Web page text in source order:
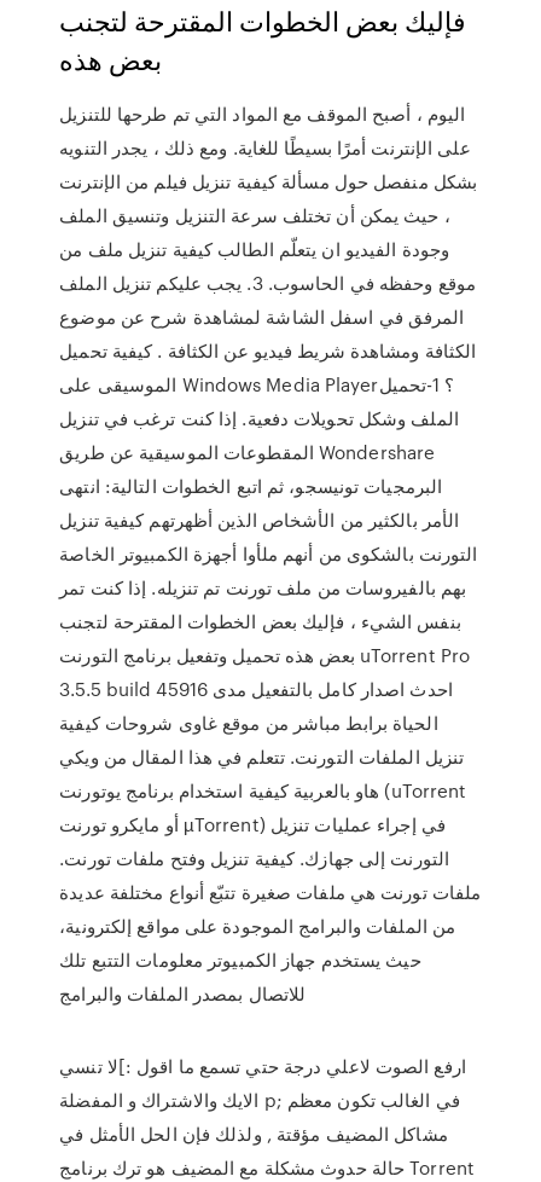
فإليك بعض الخطوات المقترحة لتجنب
بعض هذه
اليوم ، أصبح الموقف مع المواد التي تم طرحها للتنزيل
على الإنترنت أمرًا بسيطًا للغاية. ومع ذلك ، يجدر التنويه
بشكل منفصل حول مسألة كيفية تنزيل فيلم من الإنترنت
، حيث يمكن أن تختلف سرعة التنزيل وتنسيق الملف
وجودة الفيديو ان يتعلّم الطالب كيفية تنزيل ملف من
موقع وحفظه في الحاسوب. 3. يجب عليكم تنزيل الملف
المرفق في اسفل الشاشة لمشاهدة شرح عن موضوع
الكثافة ومشاهدة شريط فيديو عن الكثافة . كيفية تحميل
الموسيقى على Windows Media Player؟ 1-تحميل
الملف وشكل تحويلات دفعية. إذا كنت ترغب في تنزيل
المقطوعات الموسيقية عن طريق Wondershare
البرمجيات تونيسجو، ثم اتبع الخطوات التالية: انتهى
الأمر بالكثير من الأشخاص الذين أظهرتهم كيفية تنزيل
التورنت بالشكوى من أنهم ملأوا أجهزة الكمبيوتر الخاصة
بهم بالفيروسات من ملف تورنت تم تنزيله. إذا كنت تمر
بنفس الشيء ، فإليك بعض الخطوات المقترحة لتجنب
بعض هذه تحميل وتفعيل برنامج التورنت uTorrent Pro
3.5.5 build 45916 احدث اصدار كامل بالتفعيل مدى
الحياة برابط مباشر من موقع غاوى شروحات كيفية
تنزيل الملفات التورنت. تتعلم في هذا المقال من ويكي
هاو بالعربية كيفية استخدام برنامج يوتورنت (uTorrent
أو مايكرو تورنت µTorrent) في إجراء عمليات تنزيل
التورنت إلى جهازك. كيفية تنزيل وفتح ملفات تورنت.
ملفات تورنت هي ملفات صغيرة تتبّع أنواع مختلفة عديدة
من الملفات والبرامج الموجودة على مواقع إلكترونية،
حيث يستخدم جهاز الكمبيوتر معلومات التتبع تلك
للاتصال بمصدر الملفات والبرامج
ارفع الصوت لاعلي درجة حتي تسمع ما اقول :]لا تنسي
الايك والاشتراك و المفضلة p; في الغالب تكون معظم
مشاكل المضيف مؤقتة , ولذلك فإن الحل الأمثل في
حالة حدوث مشكلة مع المضيف هو ترك برنامج Torrent